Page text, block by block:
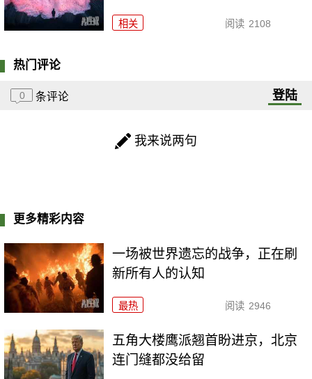
相关 阅读 2108
热门评论
0 条评论 登陆
我来说两句
更多精彩内容
一场被世界遗忘的战争，正在刷
新所有人的认知
最热 阅读 2946
五角大楼鹰派翘首盼进京，北京
连门缝都没给留